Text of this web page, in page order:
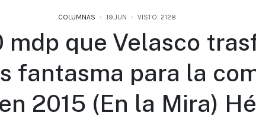
COLUMNAS 19.JUN VISTO: 2128
mdp que Velasco
fantasma para la
2015 (En la Mira)